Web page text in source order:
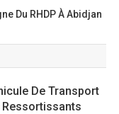
Du RHDP À Abidjan
De Transport
Ressortissants